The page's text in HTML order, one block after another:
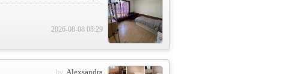
2026-08-08 08:29
Alexsandra